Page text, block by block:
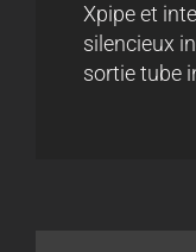
Xpipe et
silencieux
sortie tube